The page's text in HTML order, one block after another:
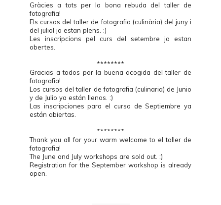
Gràcies a tots per la bona rebuda del taller de
fotografia!
Els cursos del taller de fotografia (culinària) del juny i
del juliol ja estan plens. :)
Les inscripcions pel curs del setembre ja estan
obertes.
********
Gracias a todos por la buena acogida del taller de
fotografia!
Los cursos del taller de fotografia (culinaria) de Junio
y de Julio ya están llenos. :)
Las inscripciones para el curso de Septiembre ya
están abiertas.
********
Thank you all for your warm welcome to el taller de
fotografia!
The June and July workshops are sold out. :)
Registration for the September workshop is already
open.